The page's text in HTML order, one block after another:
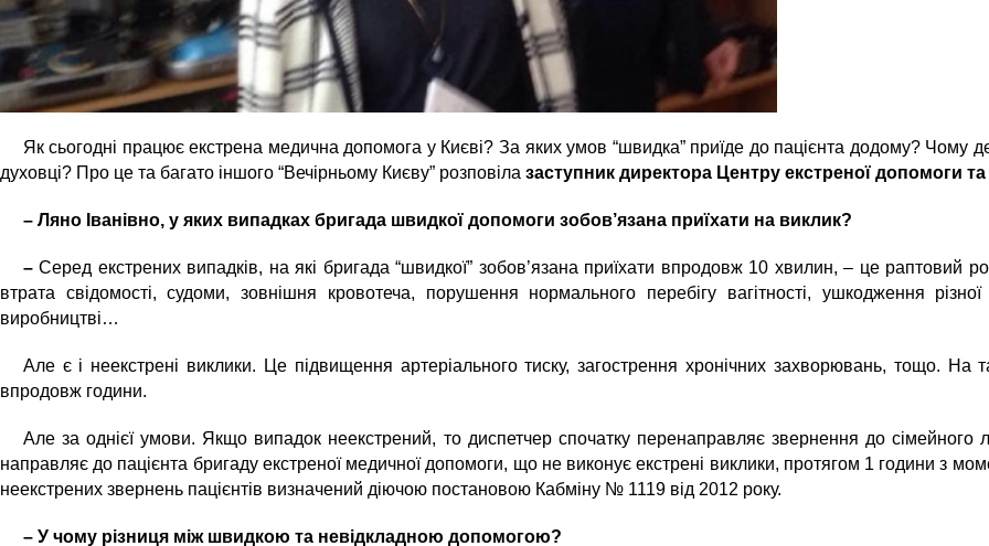
Як сьогодні працює екстрена медична допомога у Києві? За яких умов “швидка”приїде до пацієнта додому? Чому
духовці? Про це та багато іншого “Вечірньому Києву” розповіла заступник директора Центру екстреної допомоги
– Ляно Іванівно, у яких випадках бригада швидкої допомоги зобов’язана приїхати на виклик?
–Серед екстрених випадків, на які бригада “швидкої” зобов’язана приїхати впродовж 10 хвилин, – це раптовий
втрата свідомості, судоми, зовнішня кровотеча, порушення нормального перебігу вагітності, ушкодження
виробництві…
Але є і неекстрені виклики. Це підвищення артеріального тиску, загострення хронічних захворювань, тощо. На
впродовж години.
Але за однієї умови. Якщо випадок неекстрений, то диспетчер спочатку перенаправляє звернення до сімейного
направляє до пацієнта бригаду екстреної медичної допомоги, що не виконує екстрені виклики, протягом 1 години з
неекстрених звернень пацієнтів визначений діючою постановою Кабміну № 1119 від 2012 року.
– У чому різниця між швидкою та невідкладною допомогою?